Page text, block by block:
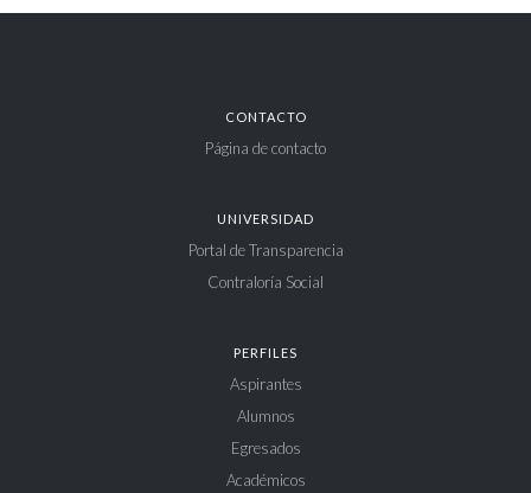
CONTACTO
Página de contacto
UNIVERSIDAD
Portal de Transparencia
Contraloría Social
PERFILES
Aspirantes
Alumnos
Egresados
Académicos